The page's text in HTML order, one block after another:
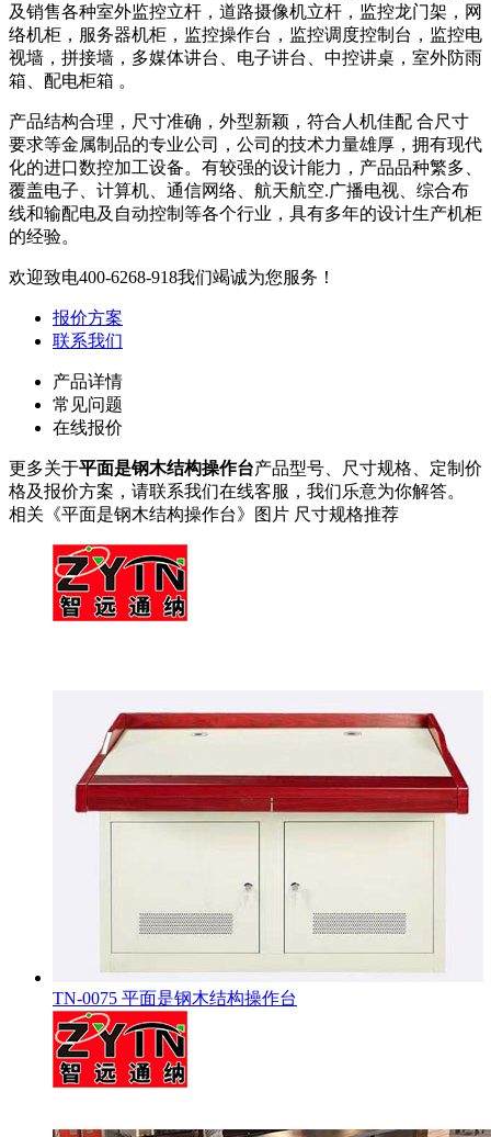
及销售各种室外监控立杆，道路摄像机立杆，监控龙门架，网
络机柜，服务器机柜，监控操作台，监控调度控制台，监控电
视墙，拼接墙，多媒体讲台、电子讲台、中控讲桌，室外防雨
箱、配电柜箱 。
产品结构合理，尺寸准确，外型新颖，符合人机佳配 合尺寸
要求等金属制品的专业公司，公司的技术力量雄厚，拥有现代
化的进口数控加工设备。有较强的设计能力，产品品种繁多、
覆盖电子、计算机、通信网络、航天航空.广播电视、综合布
线和输配电及自动控制等各个行业，具有多年的设计生产机柜
的经验。
欢迎致电400-6268-918我们竭诚为您服务！
报价方案
联系我们
产品详情
常见问题
在线报价
更多关于平面是钢木结构操作台产品型号、尺寸规格、定制价
格及报价方案，请联系我们在线客服，我们乐意为你解答。
相关《平面是钢木结构操作台》图片 尺寸规格推荐
TN-0075 平面是钢木结构操作台